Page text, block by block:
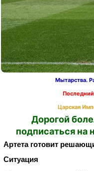
Мытарства.
Царская
Дорогой
подписаться на
Артета готовит
Ситуация